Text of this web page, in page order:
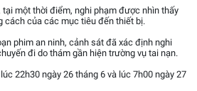
một thời điểm, nghi phạm được nhìn thấy
cách của các mục tiêu đến thiết bị.
phim an ninh, cảnh sát đã xác định nghi
đi do thám gần hiện trường vụ tai nạn.
22h30 ngày 26 tháng 6 và lúc 7h00 ngày 27